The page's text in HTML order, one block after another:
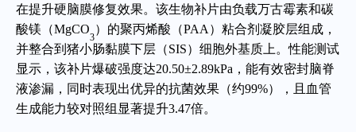
在提升硬脑膜修复效果。该生物补片由负载万古霉素和碳
酸镁（MgCO
3
）的聚丙烯酸（PAA）粘合剂凝胶层组成，
并整合到猪小肠黏膜下层（SIS）细胞外基质上。性能测试
显示，该补片爆破强度达20.50±2.89kPa，能有效密封脑脊
液渗漏，同时表现出优异的抗菌效果（约99%），且血管
生成能力较对照组显著提升3.47倍。